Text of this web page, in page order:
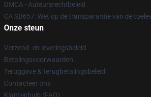
DMCA - Auteursrechtbeleid
CA SB657: Wet op de transparantie van de
Onze steun
Verzend- en leveringsbeleid
Betalingsvoorwaarden
Teruggave & terugbetalingsbeleid
Contacteer ons
Klantenhulp (FAQ)